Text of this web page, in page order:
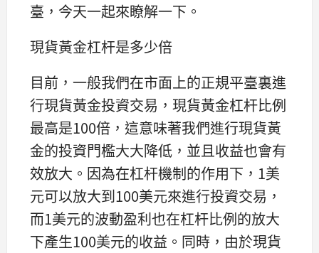
臺，今天一起來瞭解一下。
現貨黃金杠杆是多少倍
目前，一般我們在市面上的正規平臺裏進
行現貨黃金投資交易，現貨黃金杠杆比例
最高是100倍，這意味著我們進行現貨黃
金的投資門檻大大降低，並且收益也會有
效放大。因為在杠杆機制的作用下，1美
元可以放大到100美元來進行投資交易，
而1美元的波動盈利也在杠杆比例的放大
下產生100美元的收益。同時，由於現貨